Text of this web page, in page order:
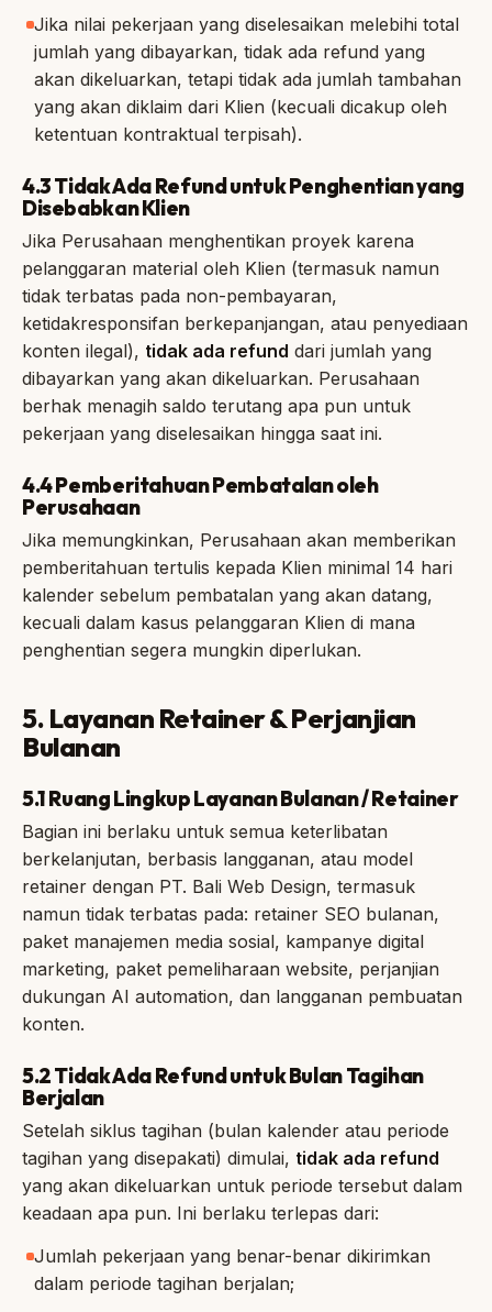
Jika nilai pekerjaan yang diselesaikan melebihi total
jumlah yang dibayarkan, tidak ada refund yang
akan dikeluarkan, tetapi tidak ada jumlah tambahan
yang akan diklaim dari Klien (kecuali dicakup oleh
ketentuan kontraktual terpisah).
4.3 Tidak Ada Refund untuk Penghentian yang
Disebabkan Klien
Jika Perusahaan menghentikan proyek karena
pelanggaran material oleh Klien (termasuk namun
tidak terbatas pada non-pembayaran,
ketidakresponsifan berkepanjangan, atau penyediaan
konten ilegal), tidak ada refund dari jumlah yang
dibayarkan yang akan dikeluarkan. Perusahaan
berhak menagih saldo terutang apa pun untuk
pekerjaan yang diselesaikan hingga saat ini.
4.4 Pemberitahuan Pembatalan oleh
Perusahaan
Jika memungkinkan, Perusahaan akan memberikan
pemberitahuan tertulis kepada Klien minimal 14 hari
kalender sebelum pembatalan yang akan datang,
kecuali dalam kasus pelanggaran Klien di mana
penghentian segera mungkin diperlukan.
5. Layanan Retainer & Perjanjian
Bulanan
5.1 Ruang Lingkup Layanan Bulanan / Retainer
Bagian ini berlaku untuk semua keterlibatan
berkelanjutan, berbasis langganan, atau model
retainer dengan PT. Bali Web Design, termasuk
namun tidak terbatas pada: retainer SEO bulanan,
paket manajemen media sosial, kampanye digital
marketing, paket pemeliharaan website, perjanjian
dukungan AI automation, dan langganan pembuatan
konten.
5.2 Tidak Ada Refund untuk Bulan Tagihan
Berjalan
Setelah siklus tagihan (bulan kalender atau periode
tagihan yang disepakati) dimulai, tidak ada refund
yang akan dikeluarkan untuk periode tersebut dalam
keadaan apa pun. Ini berlaku terlepas dari:
Jumlah pekerjaan yang benar-benar dikirimkan
dalam periode tagihan berjalan;